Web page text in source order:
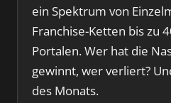
ein Spektrum von
Franchise-Ketten bis zu
Portalen. Wer hat die
gewinnt, wer verliert?
des Monats.